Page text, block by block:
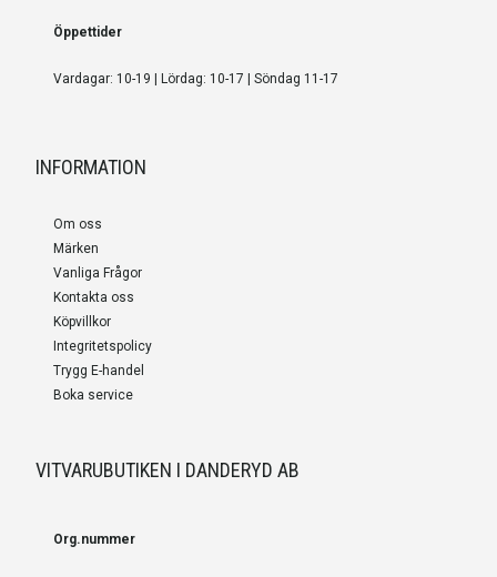
Öppettider
Vardagar: 10-19 | Lördag: 10-17 | Söndag 11-17
INFORMATION
Om oss
Märken
Vanliga Frågor
Kontakta oss
Köpvillkor
Integritetspolicy
Trygg E-handel
Boka service
VITVARUBUTIKEN I DANDERYD AB
Org.nummer